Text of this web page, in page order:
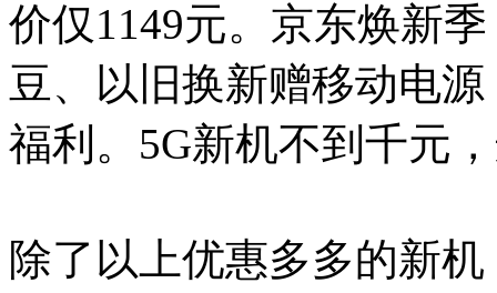
价仅1149元。京东焕新
豆、以旧换新赠移动电
福利。5G新机不到千元
除了以上优惠多多的新